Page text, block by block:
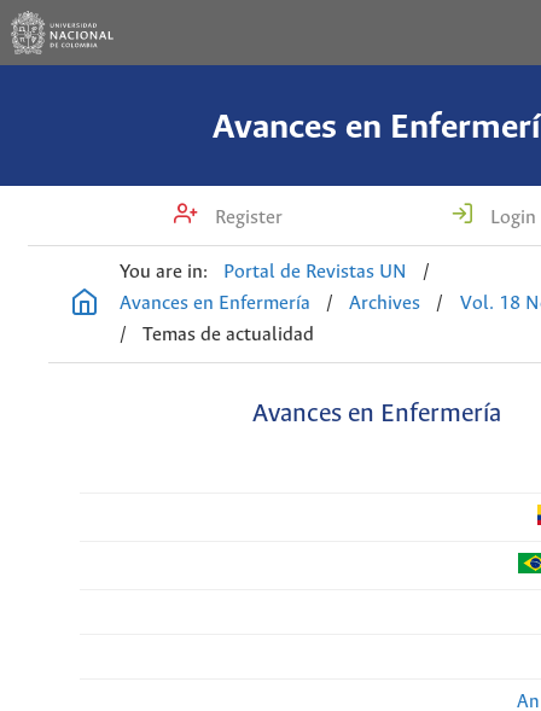
Avances en
Register Login
You are in: Portal de Revistas UN
/
Avances en Enfermería
/ Archives /
Vol. 18
/
Temas de actualidad
Avances en Enfermería